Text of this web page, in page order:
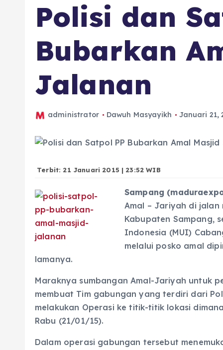
Polisi dan
Bubarkan
Jalanan
administrator Dawuh Masyayikh Januari 21,
Terbit: 21 Januari 2015 | 23:52 WIB
Sampang
Amal – Jariyah di jalan
Kabupaten Sampang,
Indonesia (MUI)
melalui posko amal
lamanya.
Maraknya sumbangan Amal-Jariyah untuk
membuat Tim gabungan yang terdiri dari
melakukan Operasi ke titik-titik lokasi
Rabu (21/01/15).
Dalam operasi gabungan tersebut